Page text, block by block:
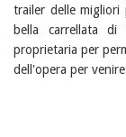
trailer delle migliori
bella carrellata di
proprietaria per
dell'opera per